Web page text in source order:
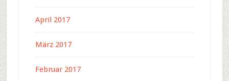
April 2017
März 2017
Februar 2017